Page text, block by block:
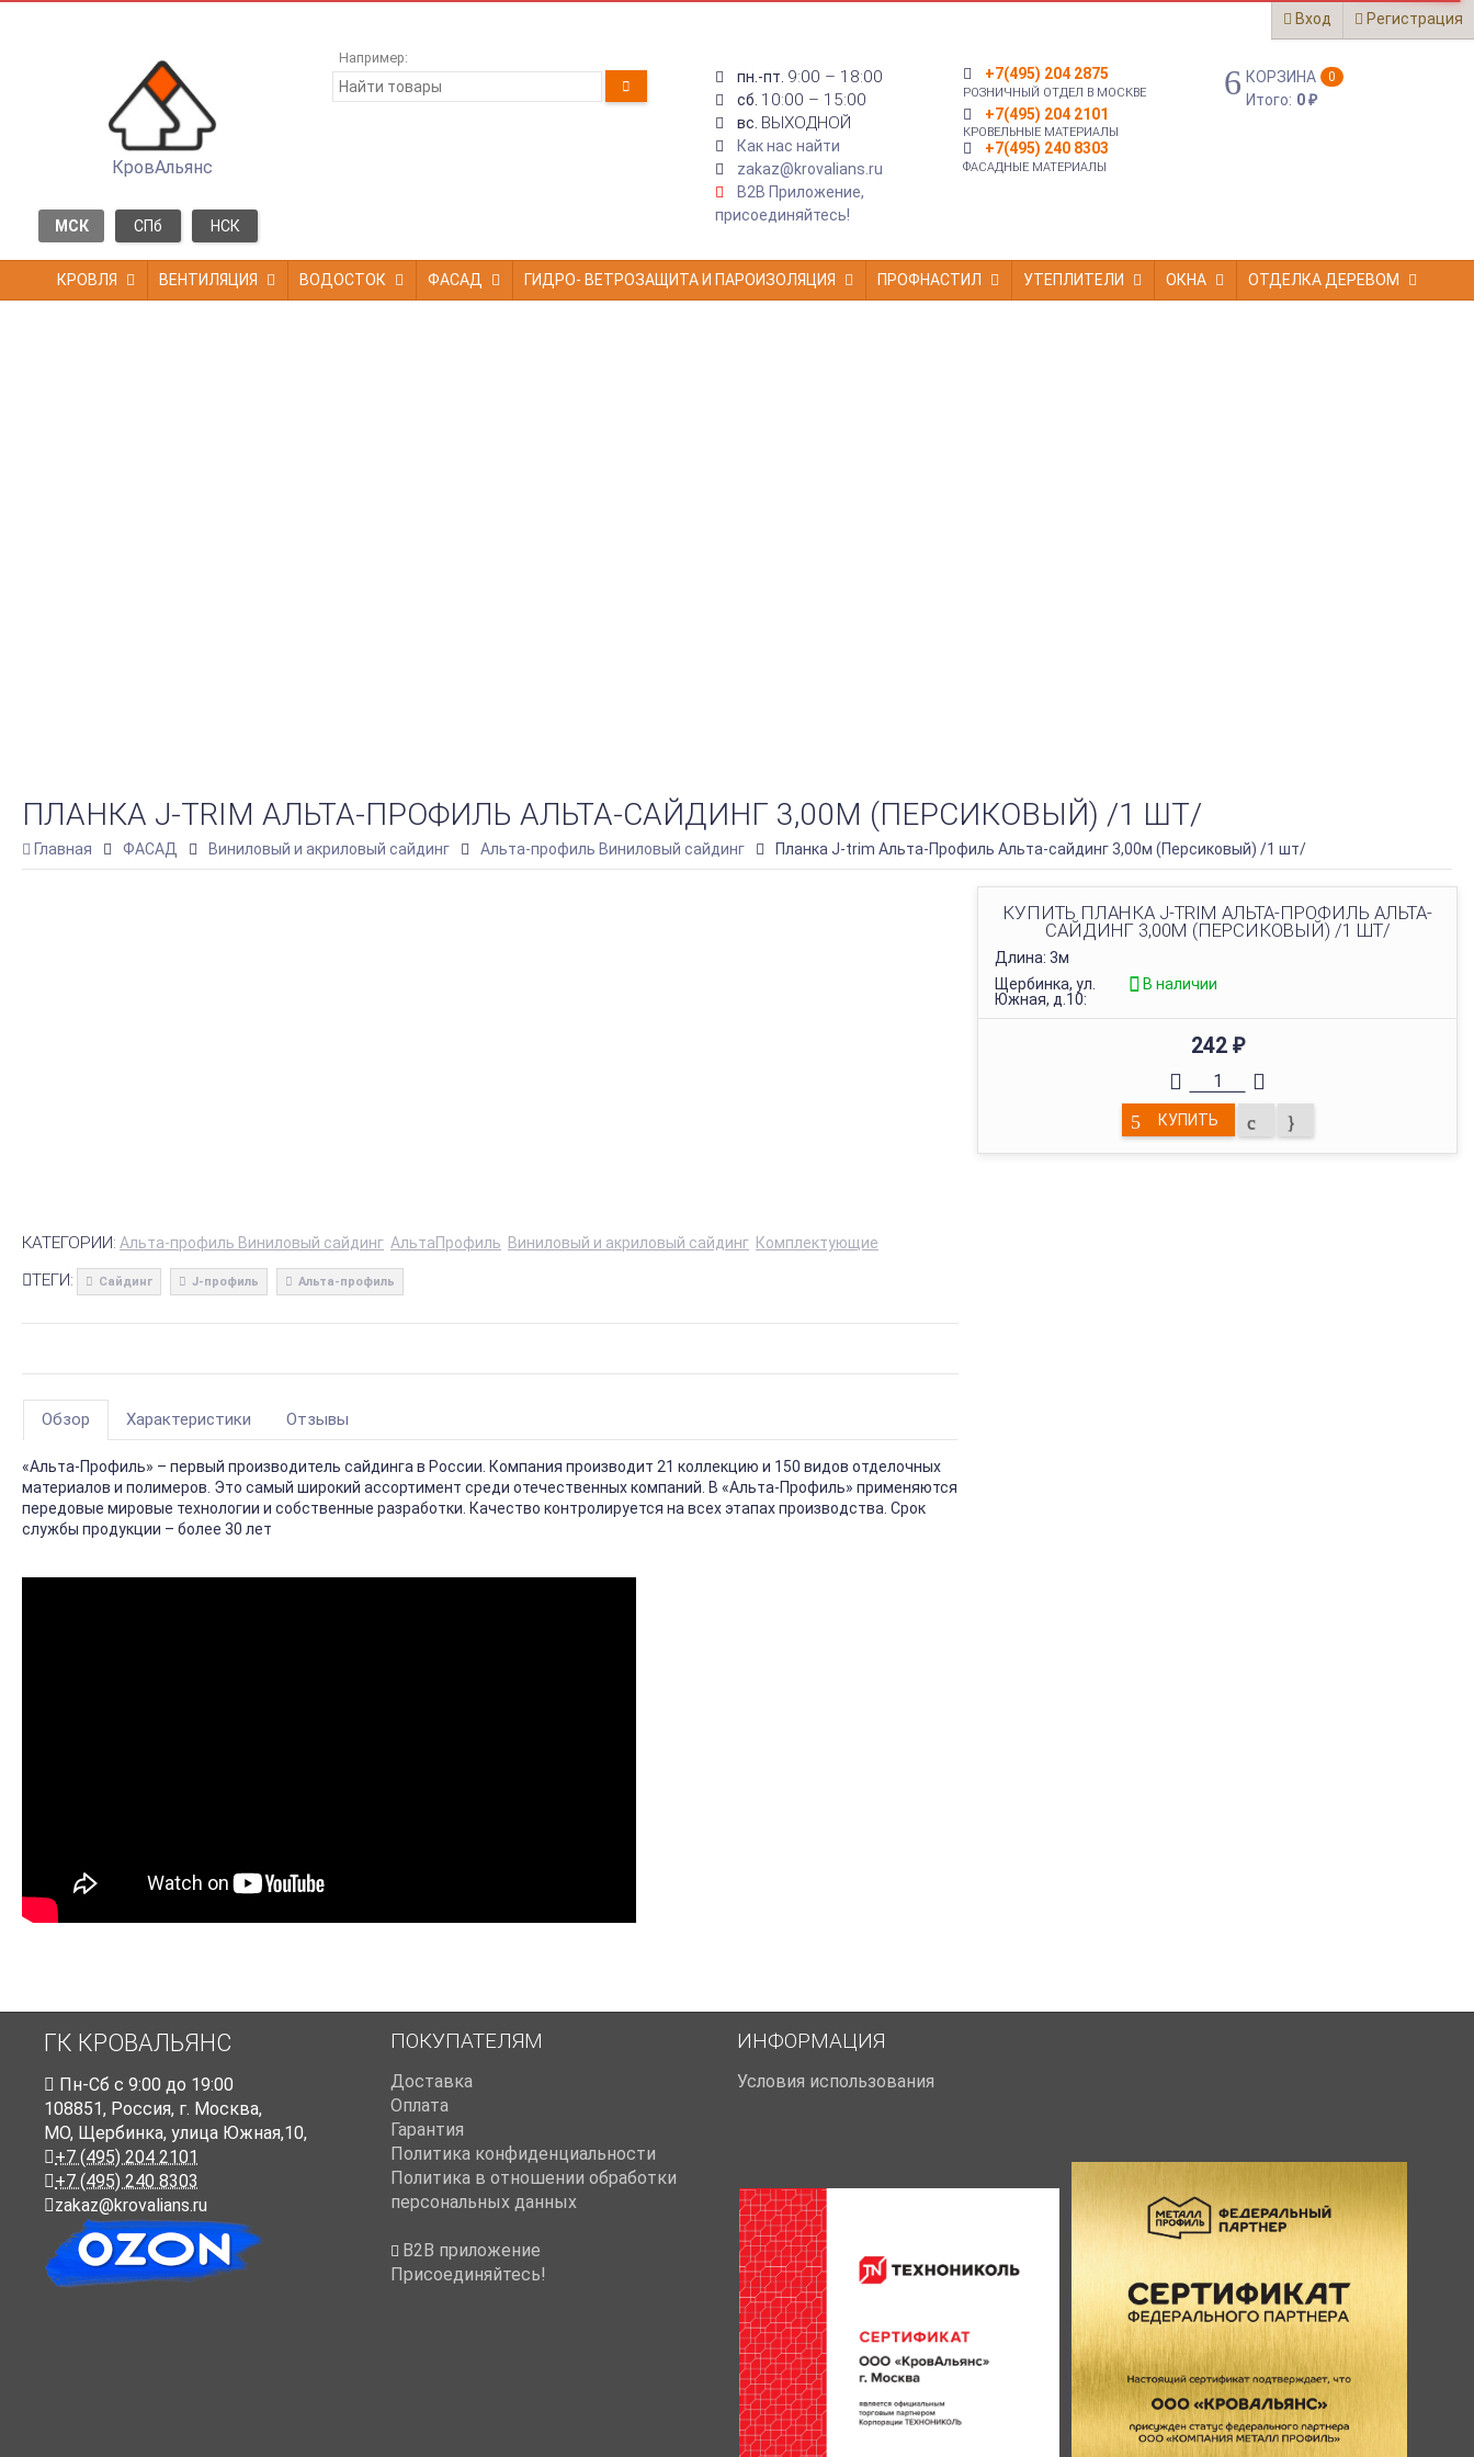
Вход Регистрация
КровАльянс
МСК СПб НСК
Например:
пн.-пт. 9:00 – 18:00
сб. 10:00 – 15:00
вс. ВЫХОДНОЙ
Как нас найти
zakaz@krovalians.ru
B2B Приложение,
присоединяйтесь!
+7(495) 204 2875
РОЗНИЧНЫЙ ОТДЕЛ В МОСКВЕ
+7(495) 204 2101
КРОВЕЛЬНЫЕ МАТЕРИАЛЫ
+7(495) 240 8303
ФАСАДНЫЕ МАТЕРИАЛЫ
КОРЗИНА 0
Итого: 0₽
КРОВЛЯ ВЕНТИЛЯЦИЯ ВОДОСТОК ФАСАД ГИДРО- ВЕТРОЗАЩИТА И ПАРОИЗОЛЯЦИЯ ПРОФНАСТИЛ УТЕПЛИТЕЛИ ОКНА ОТДЕЛКА ДЕРЕВОМ
ПЛАНКА J-TRIM АЛЬТА-ПРОФИЛЬ АЛЬТА-САЙДИНГ 3,00М (ПЕРСИКОВЫЙ) /1 ШТ/
Главная ФАСАД Виниловый и акриловый сайдинг Альта-профиль Виниловый сайдинг Планка J-trim Альта-Профиль Альта-сайдинг 3,00м (Персиковый) /1 шт/
КУПИТЬ ПЛАНКА J-TRIM АЛЬТА-ПРОФИЛЬ АЛЬТА-
САЙДИНГ 3,00М (ПЕРСИКОВЫЙ) /1 ШТ/
Длина: 3м
Щербинка, ул.
Южная, д.10:
В наличии
242 ₽
КУПИТЬ
КАТЕГОРИИ: Альта-профиль Виниловый сайдинг АльтаПрофиль Виниловый и акриловый сайдинг Комплектующие
ТЕГИ: Сайдинг J-профиль Альта-профиль
Обзор Характеристики Отзывы
«Альта-Профиль» – первый производитель сайдинга в России. Компания производит 21 коллекцию и 150 видов отделочных
материалов и полимеров. Это самый широкий ассортимент среди отечественных компаний. В «Альта-Профиль» применяются
передовые мировые технологии и собственные разработки. Качество контролируется на всех этапах производства. Срок
службы продукции – более 30 лет
ГК КРОВАЛЬЯНС
Пн-Cб с 9:00 до 19:00
108851, Россия, г. Москва,
МО, Щербинка, улица Южная,10,
+7 (495) 204 2101
+7 (495) 240 8303
zakaz@krovalians.ru
ПОКУПАТЕЛЯМ
Доставка
Оплата
Гарантия
Политика конфиденциальности
Политика в отношении обработки
персональных данных
B2B приложение
Присоединяйтесь!
ИНФОРМАЦИЯ
Условия использования